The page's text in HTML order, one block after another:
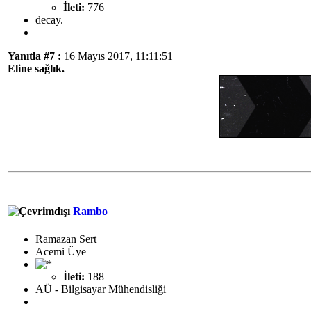
İleti: 776
decay.
Yanıtla #7 : 16 Mayıs 2017, 11:11:51
Eline sağlık.
Rambo
Ramazan Sert
Acemi Üye
İleti: 188
AÜ - Bilgisayar Mühendisliği